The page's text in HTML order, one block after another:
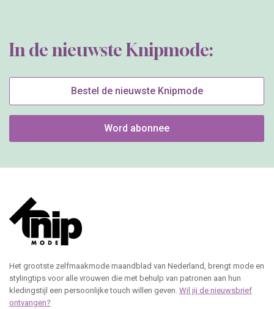
In de nieuwste Knipmode:
Bestel de nieuwste Knipmode
Word abonnee
Het grootste zelfmaakmode maandblad van Nederland, brengt mode en
stylingtips voor alle vrouwen die met behulp van patronen aan hun
kledingstijl een persoonlijke touch willen geven. Wil jij de nieuwsbrief
ontvangen?